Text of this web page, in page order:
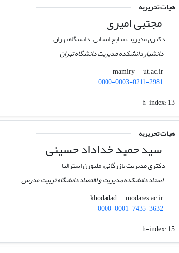
هیات تحریریه
مجتبی امیری
دکتری مدیریت منابع انسانی، دانشگاه تهران
دانشیار دانشکده مدیریت دانشگاه تهران
mamiry
ut.ac.ir
0000-0003-0211-2981
h-index:13
هیات تحریریه
سید حمید خداداد حسینی
دکتری مدیریت بازرگانی، ملبورن استرالیا
استاد دانشکده مدیریت و اقتصاد دانشگاه تربیت مدرس
khodadad
modares.ac.ir
0000-0001-7435-3632
h-index:15